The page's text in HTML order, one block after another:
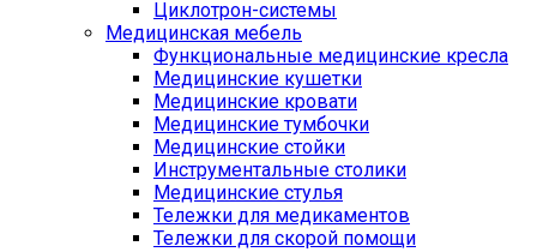
Циклотрон-системы
Медицинская мебель
Функциональные медицинские кресла
Медицинские кушетки
Медицинские кровати
Медицинские тумбочки
Медицинские стойки
Инструментальные столики
Медицинские стулья
Тележки для медикаментов
Тележки для скорой помощи